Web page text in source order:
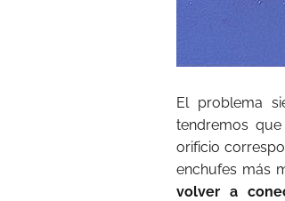
El problema
tendremos
orificio
enchufes más
volver a